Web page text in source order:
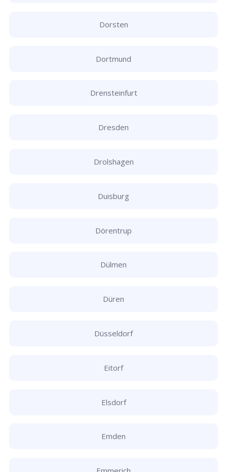
Dorsten
Dortmund
Drensteinfurt
Dresden
Drolshagen
Duisburg
Dörentrup
Dülmen
Düren
Düsseldorf
Eitorf
Elsdorf
Emden